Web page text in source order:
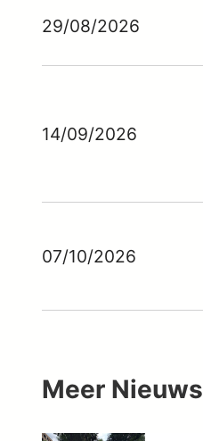
29/08/2026
14/09/2026
07/10/2026
Meer Nieuws